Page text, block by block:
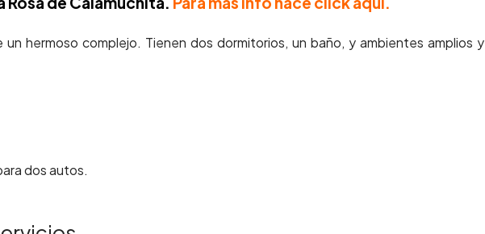
hermoso complejo. Tienen dos dormitorios, un baño, y ambientes amplios y
dos autos.